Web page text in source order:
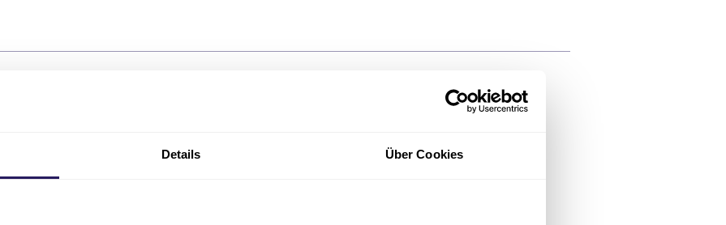
Details Über Cookies
Evangelisches Krankenhaus Paul Gerhardt Stift | Klinik für Gynäkologie und Geburtshilfe
für Frauenheilkunde und Geburtshilfe